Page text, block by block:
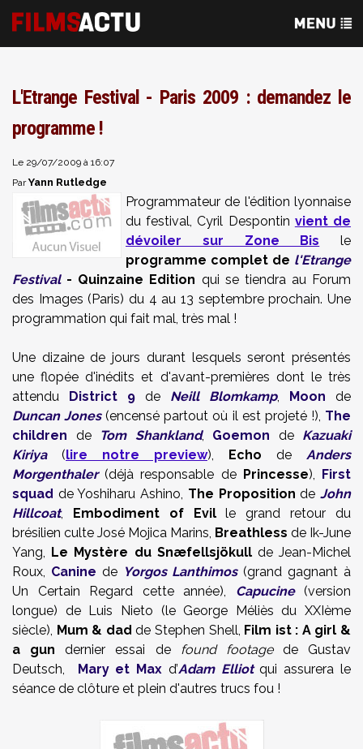
L'Etrange Festival - Paris 2009 : demandez le
programme !
Le 29/07/2009 à 16:07
ParYann Rutledge
Programmateur de l'édition lyonnaise
du festival, Cyril Despontin vient de
dévoiler sur Zone Bis le
programme complet de l'Etrange
Festival- Quinzaine Edition qui se tiendra au Forum
des Images (Paris) du 4 au 13 septembre prochain. Une
programmation qui fait mal, très mal !
Une dizaine de jours durant lesquels seront présentés
une flopée d'inédits et d'avant-premières dont le très
attendu District 9 de Neill Blomkamp, Moon
de
Duncan Jones(encensé partout où il est projeté !), The
children
de Tom Shankland, Goemon de Kazuaki
Kiriya(lire notre preview), Echo de Anders
Morgenthaler(déjà responsable de Princesse), First
squad de Yoshiharu Ashino, The PropositiondeJohn
Hillcoat, Embodiment of Eville grand retour du
brésilien culte José Mojica Marins, Breathless de Ik-June
Yang, Le Mystère du Snæfellsjökullde Jean-Michel
Roux, Canine de Yorgos Lanthimos(grand gagnant à
Un Certain Regard cette année), Capucine
(version
longue) de Luis Nieto (le George Méliès du XXIème
siècle), Mum & dadde Stephen Shell, Film ist : A girl &
a gun dernier essai de found footagede Gustav
Deutsch, Mary et Max d’Adam Elliotqui assurera le
séance de clôture et plein d'autres trucs fou !